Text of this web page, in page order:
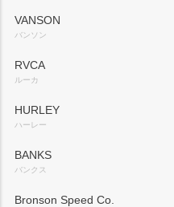
VANSON
バンソン
RVCA
ルーカ
HURLEY
ハーレー
BANKS
バンクス
Bronson Speed Co.